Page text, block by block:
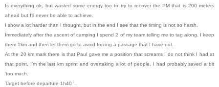
Is everything ok, but wasted some energy too to try to recover the PM that is 200 meters
ahead but I'll never be able to achieve.
I show a lot harder than I thought, but in the end I see that the timing is not so harsh.
Immediately after the ascent of camping I spend 2 of my team telling me to tag along. I keep
them 1km and then let them go to avoid forcing a passage that I have not.
At the 20 km mark there is that Paul gave me a position that screams I do not think I had at
that point, I'm the last km sprint and overtaking a lot of people, I had probably saved a bit
'too much.
Target before departure 1h40 '.